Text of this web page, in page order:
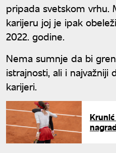
pripada svetskom vrhu.
karijeru joj je ipak
2022. godine.
Nema sumnje da bi
istrajnosti, ali i najvažniji
karijeri.